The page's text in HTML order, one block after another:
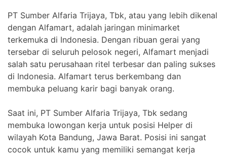
PT Sumber Alfaria Trijaya, Tbk, atau yang lebih dikenal
dengan Alfamart, adalah jaringan minimarket
terkemuka di Indonesia. Dengan ribuan gerai yang
tersebar di seluruh pelosok negeri, Alfamart menjadi
salah satu perusahaan ritel terbesar dan paling sukses
di Indonesia. Alfamart terus berkembang dan
membuka peluang karir bagi banyak orang.
Saat ini, PT Sumber Alfaria Trijaya, Tbk sedang
membuka lowongan kerja untuk posisi Helper di
wilayah Kota Bandung, Jawa Barat. Posisi ini sangat
cocok untuk kamu yang memiliki semangat kerja